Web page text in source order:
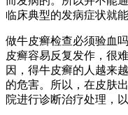
临床典型的发病症状就
做牛皮癣检查必须验血
皮癣容易反复发作，很
因，得牛皮癣的人越来
的危害。所以，在皮肤
院进行诊断治疗处理，